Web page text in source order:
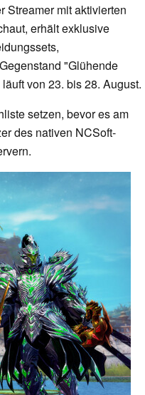
Streamer mit aktivierten
erhält exklusive
"Glühende
von 23. bis 28. August.
setzen, bevor es am
des nativen NCSoft-